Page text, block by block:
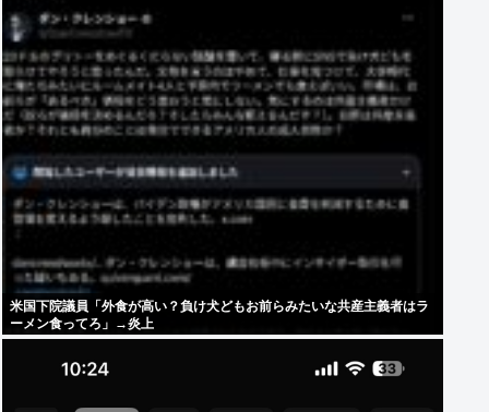
米国下院議員「外食が高い？負け犬どもお前らみたいな共産主義者はラ
ーメン食ってろ」→炎上